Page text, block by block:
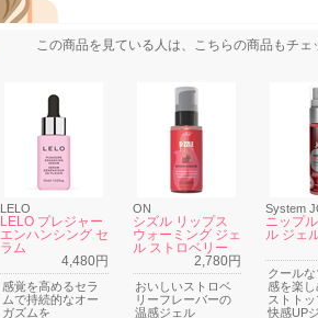
おすすめ商品
この商品を見ている人は、こちらの商品もチェ
LELO
LELO プレジャー
エンハンシング セ
ラム
4,480円
感覚を高めるセラ
ムで持続的なオー
ガズムを
ON
シズル リップス
ウォーミング ジェ
ル ストロベリー
2,780円
おいしいストロベ
リーフレーバーの
温感ジェル
System
ニップ
ル ジェ
クールな
感を楽
ストト
快感UP